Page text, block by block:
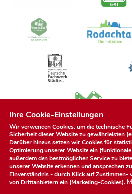
Ihre Cookie-Einstellungen
Wir verwenden Cookies, um die technische
Sicherheit dieser Website zu gewährleisten
Darüber hinaus setzen wir Cookies für
Optimierung unserer Website ein
außerdem den bestmöglichen Service zu
unserer Website erkennen und ansprechen
Einverständnis - durch Klick aufZustimmen-
von Drittanbietern ein (Marketing-Cookies).